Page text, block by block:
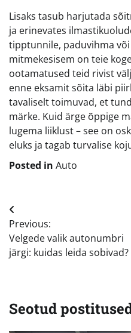
Lisaks tasub harjutada
ja erinevates
tipptunnile, paduvihma
mitmekesisem on teie
ootamatused teid rivist
enne eksamit sõita läbi
tavaliselt toimuvad, et
märke. Kuid ärge õppige
lugema liiklust – see on
eluks ja tagab turvalise
Posted in Auto
Navigeerimine
Previous:
Velgede valik autonumbri
järgi: kuidas leida sobivad?
Seotud